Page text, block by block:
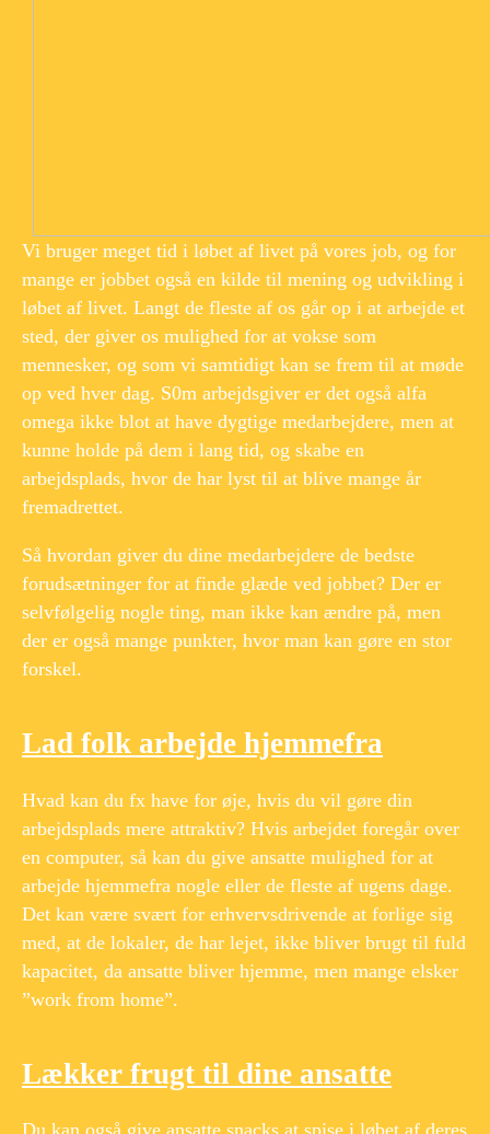
Vi bruger meget tid i løbet af livet på vores job, og for
mange er jobbet også en kilde til mening og udvikling i
løbet af livet. Langt de fleste af os går op i at arbejde et
sted, der giver os mulighed for at vokse som
mennesker, og som vi samtidigt kan se frem til at møde
op ved hver dag. S0m arbejdsgiver er det også alfa
omega ikke blot at have dygtige medarbejdere, men at
kunne holde på dem i lang tid, og skabe en
arbejdsplads, hvor de har lyst til at blive mange år
fremadrettet.
Så hvordan giver du dine medarbejdere de bedste
forudsætninger for at finde glæde ved jobbet? Der er
selvfølgelig nogle ting, man ikke kan ændre på, men
der er også mange punkter, hvor man kan gøre en stor
forskel.
Lad folk arbejde hjemmefra
Hvad kan du fx have for øje, hvis du vil gøre din
arbejdsplads mere attraktiv? Hvis arbejdet foregår over
en computer, så kan du give ansatte mulighed for at
arbejde hjemmefra nogle eller de fleste af ugens dage.
Det kan være svært for erhvervsdrivende at forlige sig
med, at de lokaler, de har lejet, ikke bliver brugt til fuld
kapacitet, da ansatte bliver hjemme, men mange elsker
”work from home”.
Lækker frugt til dine ansatte